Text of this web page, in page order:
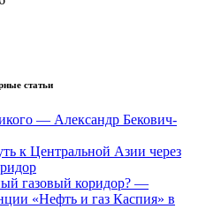
статьи
— Александр Бекович-
к Центральной Азии через
газовый коридор? —
«Нефть и газ Каспия» в